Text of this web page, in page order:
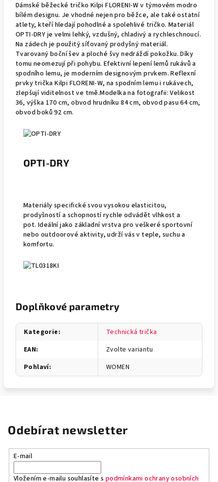
Dámské běžecké tričko Kilpi FLORENI-W v týmovém modro
bílém designu. Je vhodné nejen pro běžce, ale také ostatní
atlety, kteří hledají pohodlné a spolehlivé tričko. Materiál
OPTI-DRY je velmi lehký, vzdušný, chladivý a rychleschnoucí.
Na zádech je použitý síťovaný prodyšný materiál.
Tvarovaný boční šev a ploché švy nedráždí pokožku. Díky
tomu neomezují při pohybu. Efektivní lepení lemů rukávů a
spodního lemu, je moderním designovým prvkem. Reflexní
prvky trička Kilpi FLORENI-W, na spodním lemu i rukávech,
zlepšují viditelnost ve tmě.Modelka na fotografii: Velikost
36, výška 170 cm, obvod hrudníku 84 cm, obvod pasu 64 cm,
obvod boků 92 cm.
OPTI-DRY
Materiály specifické svou vysokou elasticitou,
prodyšností a schopností rychle odvádět vlhkost a
pot. Ideální jako základní vrstva pro veškeré sportovní
nebo outdoorové aktivity, udrží vás v teple, suchu a
komfortu.
Doplňkové parametry
Kategorie:
Technická trička
EAN:
Zvolte variantu
Pohlaví: WOMEN
Odebírat newsletter
E-mail
Vložením e-mailu souhlasíte s podmínkami ochrany osobních